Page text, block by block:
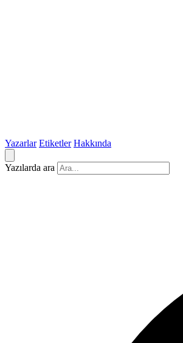
Yazarlar Etiketler Hakkında
Yazılarda ara